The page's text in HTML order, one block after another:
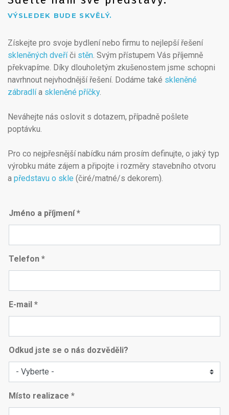
VÝSLEDEK BUDE SKVĚLÝ.
Získejte pro svoje bydlení nebo firmu to nejlepší řešení
skleněných dveříči stěn . Svým přístupem Vás příjemně
překvapíme. Díky dlouholetým zkušenostem jsme schopni
navrhnout nejvhodnější řešení. Dodáme také skleněné
zábradlía skleněné příčky.
Neváhejte nás oslovit s dotazem, případně pošlete
poptávku.
Pro co nejpřesnější nabídku nám prosím definujte, o jaký typ
výrobku máte zájem a připojte i rozměry stavebního otvoru
a představu o skle (čiré/matné/s dekorem).
Jméno a příjmení *
Telefon *
E-mail *
Odkud jste se o nás dozvěděli?
Místo realizace *